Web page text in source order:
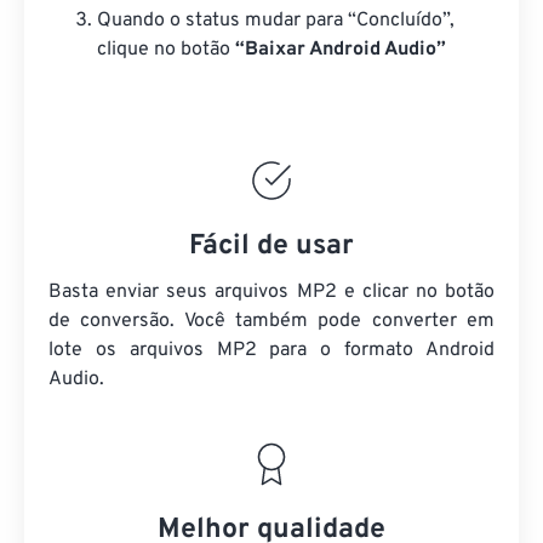
Quando o status mudar para “Concluído”,
clique no botão “Baixar Android Audio”
Fácil de usar
Basta enviar seus arquivos MP2 e clicar no botão
de conversão. Você também pode converter em
lote os arquivos MP2 para o formato Android
Audio.
Melhor qualidade